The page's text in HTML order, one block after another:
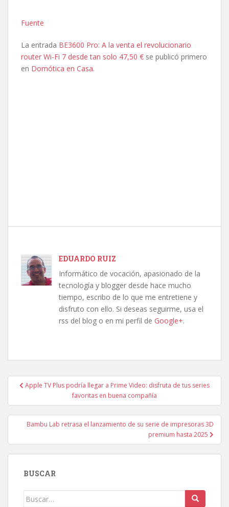
Fuente
La entrada BE3600 Pro: A la venta el revolucionario
router Wi-Fi 7 desde tan solo 47,50 € se publicó primero
en Domótica en Casa.
EDUARDO RUIZ
Informático de vocación, apasionado de la
tecnología y blogger desde hace mucho
tiempo, escribo de lo que me entretiene y
disfruto con ello. Si deseas seguirme, usa el
rss del blog o en mi perfil de Google+.
Navegación
entradas
Apple TV Plus podría llegar a Prime Video: disfruta de tus series
favoritas en buena compañía
Bambu Lab retrasa el lanzamiento de su serie de impresoras 3D
premium hasta 2025
BUSCAR
Buscar: